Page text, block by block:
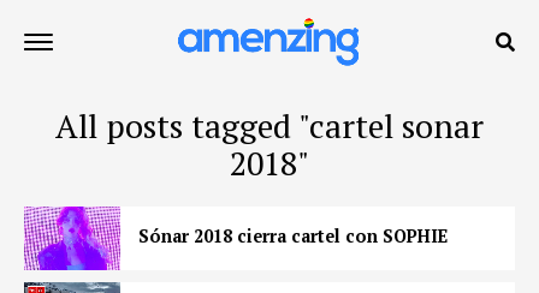
All posts tagged "cartel sonar
2018"
Sónar 2018 cierra cartel con SOPHIE